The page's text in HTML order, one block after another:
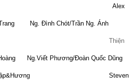
Trang Ng. Đình Chót/Trần Ng. Ánh
Thiện
Ng.Viết Phương/Đoàn Quốc Dũng
Tự Lập&Hương Steven